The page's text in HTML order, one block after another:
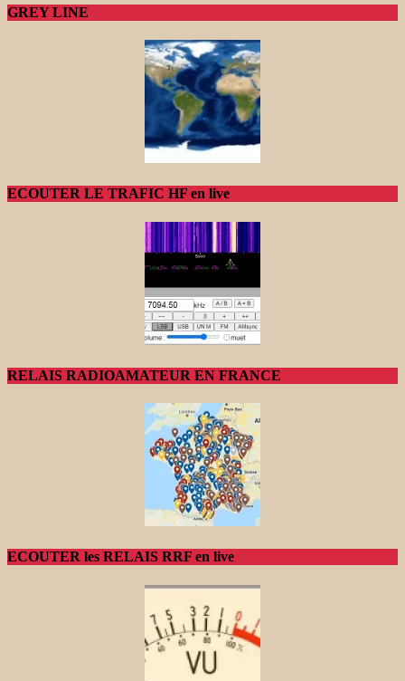
GREY LINE
ECOUTER LE TRAFIC HF en live
RELAIS RADIOAMATEUR EN FRANCE
ECOUTER les RELAIS RRF en live